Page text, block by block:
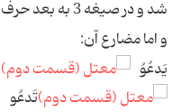
شد و در صیغه 3 به بعد حرف علّه حذف شد.
و اما مضارع آن:
یَدعُوُ